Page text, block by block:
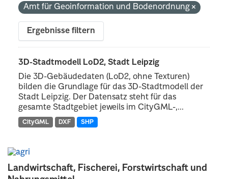
Landwirtschaft, Fischerei, Forstwirtschaft und
Amt für Geoinformation und Bodenordnung
Ergebnisse filtern
3D-Stadtmodell LoD2, Stadt Leipzig
Die 3D-Gebäudedaten (LoD2, ohne Texturen)
bilden die Grundlage für das 3D-Stadtmodell der
Stadt Leipzig. Der Datensatz steht für das
gesamte Stadtgebiet jeweils im CityGML-,...
CityGML DXF SHP